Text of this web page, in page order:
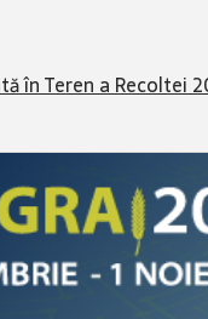
în Teren a Recoltei